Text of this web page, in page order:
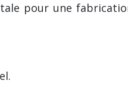
pour une